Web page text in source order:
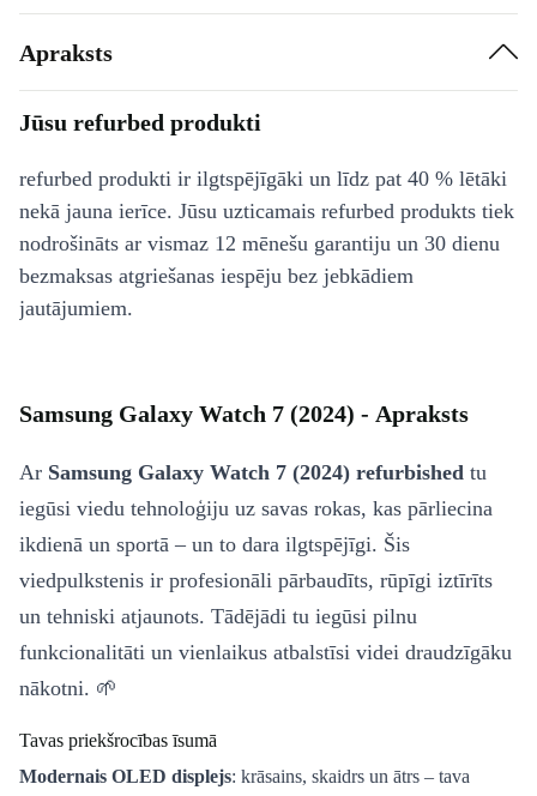
Apraksts
Jūsu refurbed produkti
refurbed produkti ir ilgtspējīgāki un līdz pat 40 % lētāki
nekā jauna ierīce. Jūsu uzticamais refurbed produkts tiek
nodrošināts ar vismaz 12 mēnešu garantiju un 30 dienu
bezmaksas atgriešanas iespēju bez jebkādiem
jautājumiem.
Samsung Galaxy Watch 7 (2024) - Apraksts
Ar Samsung Galaxy Watch 7 (2024) refurbished tu
iegūsi viedu tehnoloģiju uz savas rokas, kas pārliecina
ikdienā un sportā – un to dara ilgtspējīgi. Šis
viedpulkstenis ir profesionāli pārbaudīts, rūpīgi iztīrīts
un tehniski atjaunots. Tādējādi tu iegūsi pilnu
funkcionalitāti un vienlaikus atbalstīsi videi draudzīgāku
nākotni. 🌱
Tavas priekšrocības īsumā
Modernais OLED displejs: krāsains, skaidrs un ātrs – tava